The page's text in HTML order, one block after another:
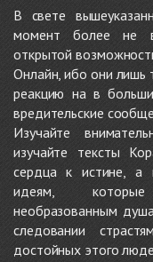
В свете
момент более не
открытой
Онлайн, ибо они лишь
реакцию на в
вредительские
Изучайте
изучайте тексты
сердца к истине, а
идеям, которые
необразованным
следовании
достойных этого